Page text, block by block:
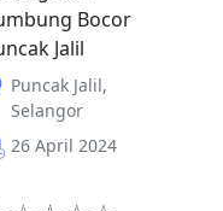
Bocor
Jalil
Puncak Jalil,
Selangor
26 April 2024